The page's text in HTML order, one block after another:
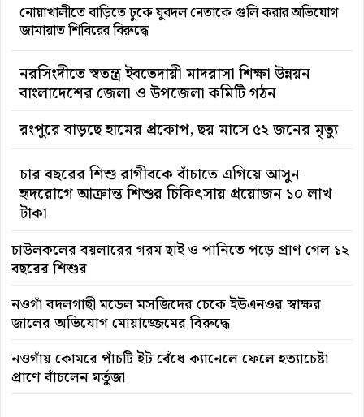
নরসিংদীতে স্বতন্ত্র ইবতেদায়ী মাদরাসা শিক্ষা উন্নয়ন
বাংলাদেশের জেলা ও উপজেলা কমিটি গঠন
রংপুরে বাড়ছে হামের প্রকোপ, ছয় মাসে ৫২ জনের মৃত্যু
নোয়াখালীতে বাড়িতে ঢুকে যুবদল নেতাকে গুলি করার অভিযোগ
জামায়াত শিবিরের বিরুদ্ধে
চার বছরের শিশু রাগীবকে বাঁচাতে এগিয়ে আসুন
হৃদরোগে আক্রান্ত শিশুর চিকিৎসায় প্রয়োজন ১০ লাখ
টাকা
চাউলকলের বয়লারের গরম ছাই ও পানিতে পড়ে প্রাণ গেল ১২
বছরের শিশুর
নওগাঁ বদলগাছী মডেল মসজিদের চেকে ইউএনওর স্বাক্ষর
জালের অভিযোগ মোয়াজ্জেমের বিরুদ্ধে
নওগাঁয় কোমরে পাঁচটি ইট বেঁধে ক্যানেলে ফেলে হত্যাচেষ্টা
প্রাণে বাঁচলেন মর্তুজা